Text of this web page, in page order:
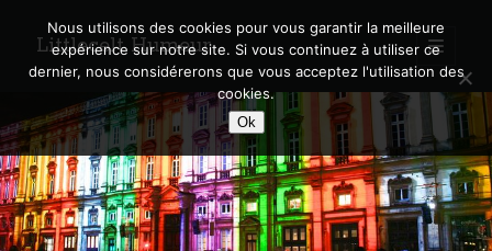
Littlecelt Humeur
open
primary
menu
Sidebar
Recherche sur le blog
Search
Nous utilisons des cookies pour vous garantir la meilleure
expérience sur notre site. Si vous continuez à utiliser ce
dernier, nous considérerons que vous acceptez l'utilisation des
cookies.
Ok